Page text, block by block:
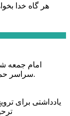
هر گاه خدا
امام جمعه
سراسر حماسه خونخواهی و مرگ بر آمریکا و اسرائیل بود.
یادداشتی برای